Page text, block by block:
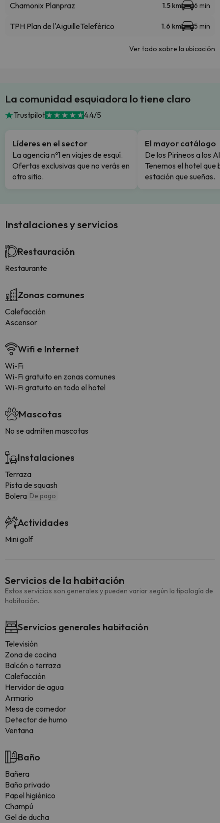
Chamonix Planpraz 1.5 km 6 min
TPH Plan de l'AiguilleTeleférico 1.6 km 5 min
Ver todo sobre la ubicación
La comunidad esquiadora lo tiene claro
Trustpilot 4.4/5
Líderes en el sector
La agencia nº1 en viajes de esquí.
Ofertas exclusivas que no verás en
otro sitio.
El mayor catálogo
De los Pirineos a los
Tenemos el hotel que
estación que sueñas.
Instalaciones y servicios
Restauración
Restaurante
Zonas comunes
Calefacción
Ascensor
Wifi e Internet
Wi-Fi
Wi-Fi gratuito en zonas comunes
Wi-Fi gratuito en todo el hotel
Mascotas
No se admiten mascotas
Instalaciones
Terraza
Pista de squash
Bolera De pago
Actividades
Mini golf
Servicios de la habitación
Estos servicios son generales y pueden variar según la tipología de
habitación.
Servicios generales habitación
Televisión
Zona de cocina
Balcón o terraza
Calefacción
Hervidor de agua
Armario
Mesa de comedor
Detector de humo
Ventana
Baño
Bañera
Baño privado
Papel higiénico
Champú
Gel de ducha